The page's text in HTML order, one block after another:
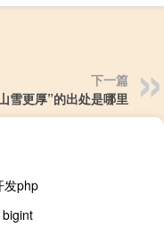
下一篇
雪更厚”的出处是哪里
发php